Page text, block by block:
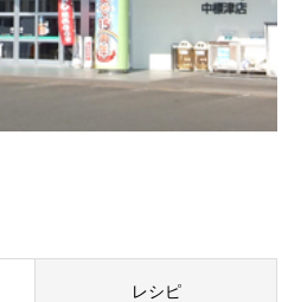
レシピ